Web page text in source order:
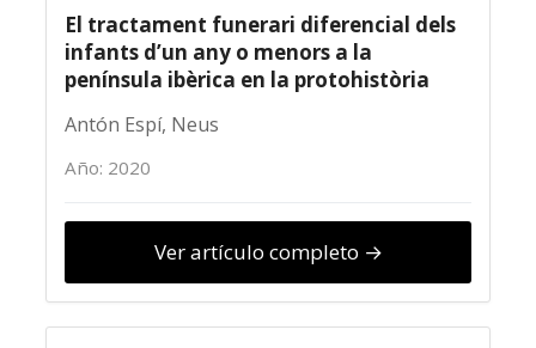
El tractament funerari diferencial dels
infants d’un any o menors a la
península ibèrica en la protohistòria
Antón Espí, Neus
Año: 2020
Ver artículo completo →